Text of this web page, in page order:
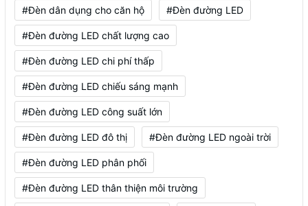
#Đèn dân dụng cho căn hộ #Đèn đường LED
#Đèn đường LED chất lượng cao
#Đèn đường LED chi phí thấp
#Đèn đường LED chiếu sáng mạnh
#Đèn đường LED công suất lớn
#Đèn đường LED đô thị #Đèn đường LED ngoài trời
#Đèn đường LED phân phối
#Đèn đường LED thân thiện môi trường